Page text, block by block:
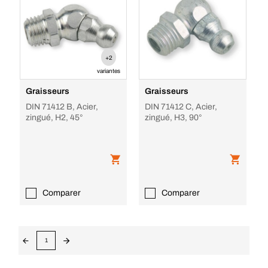
+2
variantes
Graisseurs
DIN 71412 B, Acier,
zingué, H2, 45°
Comparer
Graisseurs
DIN 71412 C, Acier,
zingué, H3, 90°
Comparer
1